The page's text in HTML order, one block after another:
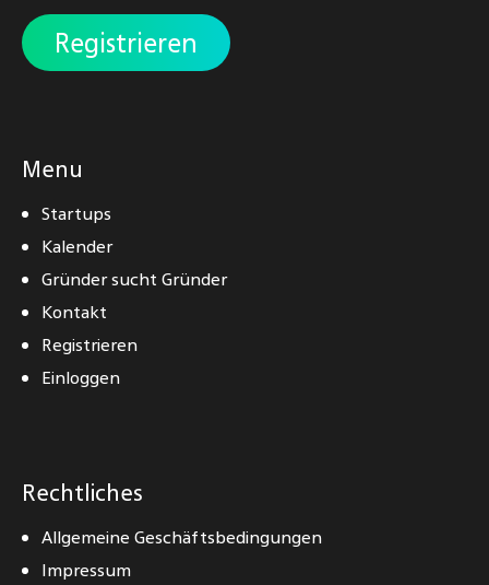
Registrieren
Menu
Startups
Kalender
Gründer sucht Gründer
Kontakt
Registrieren
Einloggen
Rechtliches
Allgemeine Geschäftsbedingungen
Impressum